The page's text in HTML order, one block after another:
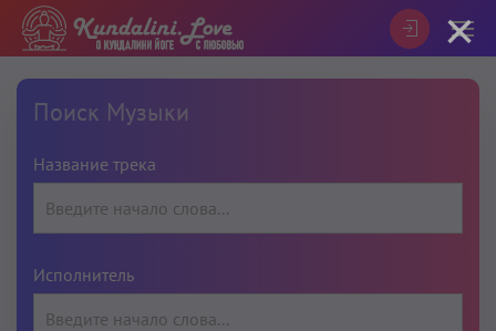
Поиск Музыки
Название трека
Исполнитель
×